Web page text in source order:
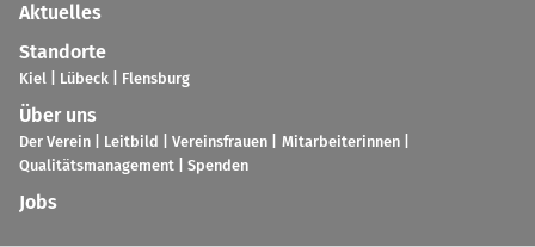
Aktu­el­les
Stand­orte
Kiel Lübeck Flens­burg
Über uns
Der Verein Leit­bild Ver­eins­frauen
Mit­ar­bei­te­rin­nen
Qua­li­täts­ma­nage­ment
Spen­den
Jobs